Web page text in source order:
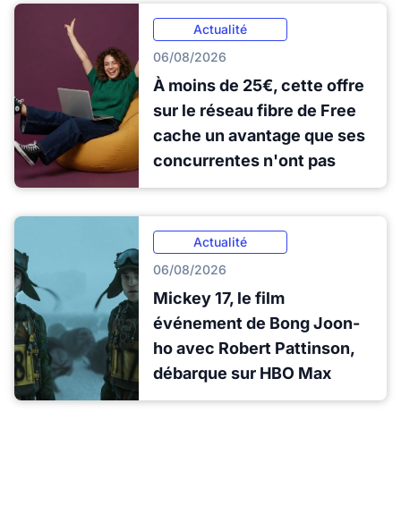
Actualité
06/08/2026
À moins de 25€, cette offre
sur le réseau fibre de Free
cache un avantage que ses
concurrentes n'ont pas
Actualité
06/08/2026
Mickey 17, le film
événement de Bong Joon-
ho avec Robert Pattinson,
débarque sur HBO Max